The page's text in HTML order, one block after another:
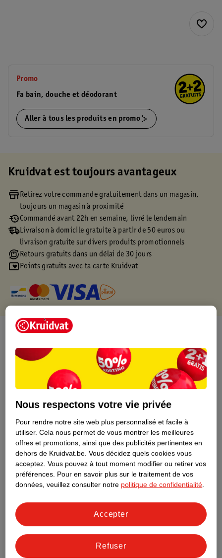
Promo
Fa bain, douche et déodorant
Aller à tous les produits en promo
Kruidvat est toujours avantageux
Retirez votre commande gratuitement dans un magasin,
toujours un magasin à proximité
Commandé avant 22h en semaine, livré le lendemain
Livraison à domicile gratuite à partir de 50 euros ou
livraison gratuite sur divers produits promotionnels
Retours gratuits dans un délai de 30 jours
Points gratuits avec ta carte Kruidvat
À propos de ce produit
Informations relatives au produit
Informations figurant sur l'étiquette
Nature Impact Score
Ce produit n’a (pas encore) de "Nature
Impact Score".
Plus d’informations
Informations sur la commande et la livraison
Voir aussi
Toute la catégorie Cremes de douche
Nous respectons votre vie privée
Pour rendre notre site web plus personnalisé et facile à
utiliser. Cela nous permet de vous montrer les meilleures
offres et promotions, ainsi que des publicités pertinentes en
dehors de Kruidvat.be. Vous décidez quels cookies vous
acceptez. Vous pouvez à tout moment modifier ou retirer vos
préférences. Pour en savoir plus sur le traitement de vos
données, veuillez consulter notre politique de confidentialité.
Refuser
Accepter